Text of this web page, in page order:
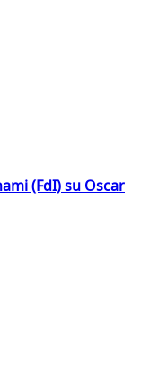
(FdI) su Oscar